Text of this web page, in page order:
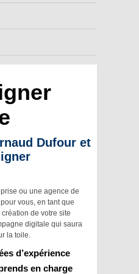
Dufour et
ou une agence de
vous, en tant que
de votre site
digitale qui saura
la toile.
d’expérience
en charge